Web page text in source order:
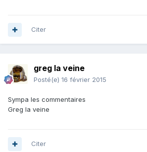
Citer
greg la veine
Posté(e) 16 février 2015
Sympa les commentaires
Greg la veine
Citer